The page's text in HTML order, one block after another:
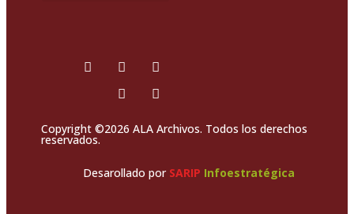
Copyright ©2026 ALA Archivos. Todos los derechos
reservados.
Desarollado por SARIP Infoestratégica